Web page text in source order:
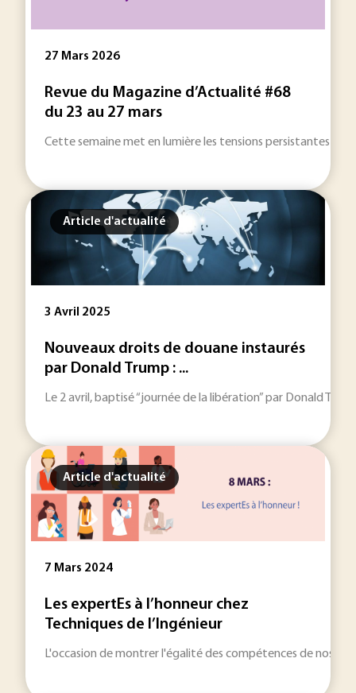
27 Mars 2026
Revue du Magazine d’Actualité #68
du 23 au 27 mars
Cette semaine met en lumière les tensions persistantes
Article d'actualité
3 Avril 2025
Nouveaux droits de douane instaurés
par Donald Trump : ...
Le 2 avril, baptisé “journée de la libération” par Donald
Article d'actualité
7 Mars 2024
Les expertEs à l’honneur chez
Techniques de l’Ingénieur
L'occasion de montrer l'égalité des compétences de nos